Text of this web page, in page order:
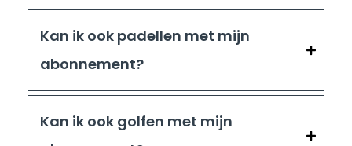
Kan ik ook padellen met mijn
abonnement?
Kan ik ook golfen met mijn